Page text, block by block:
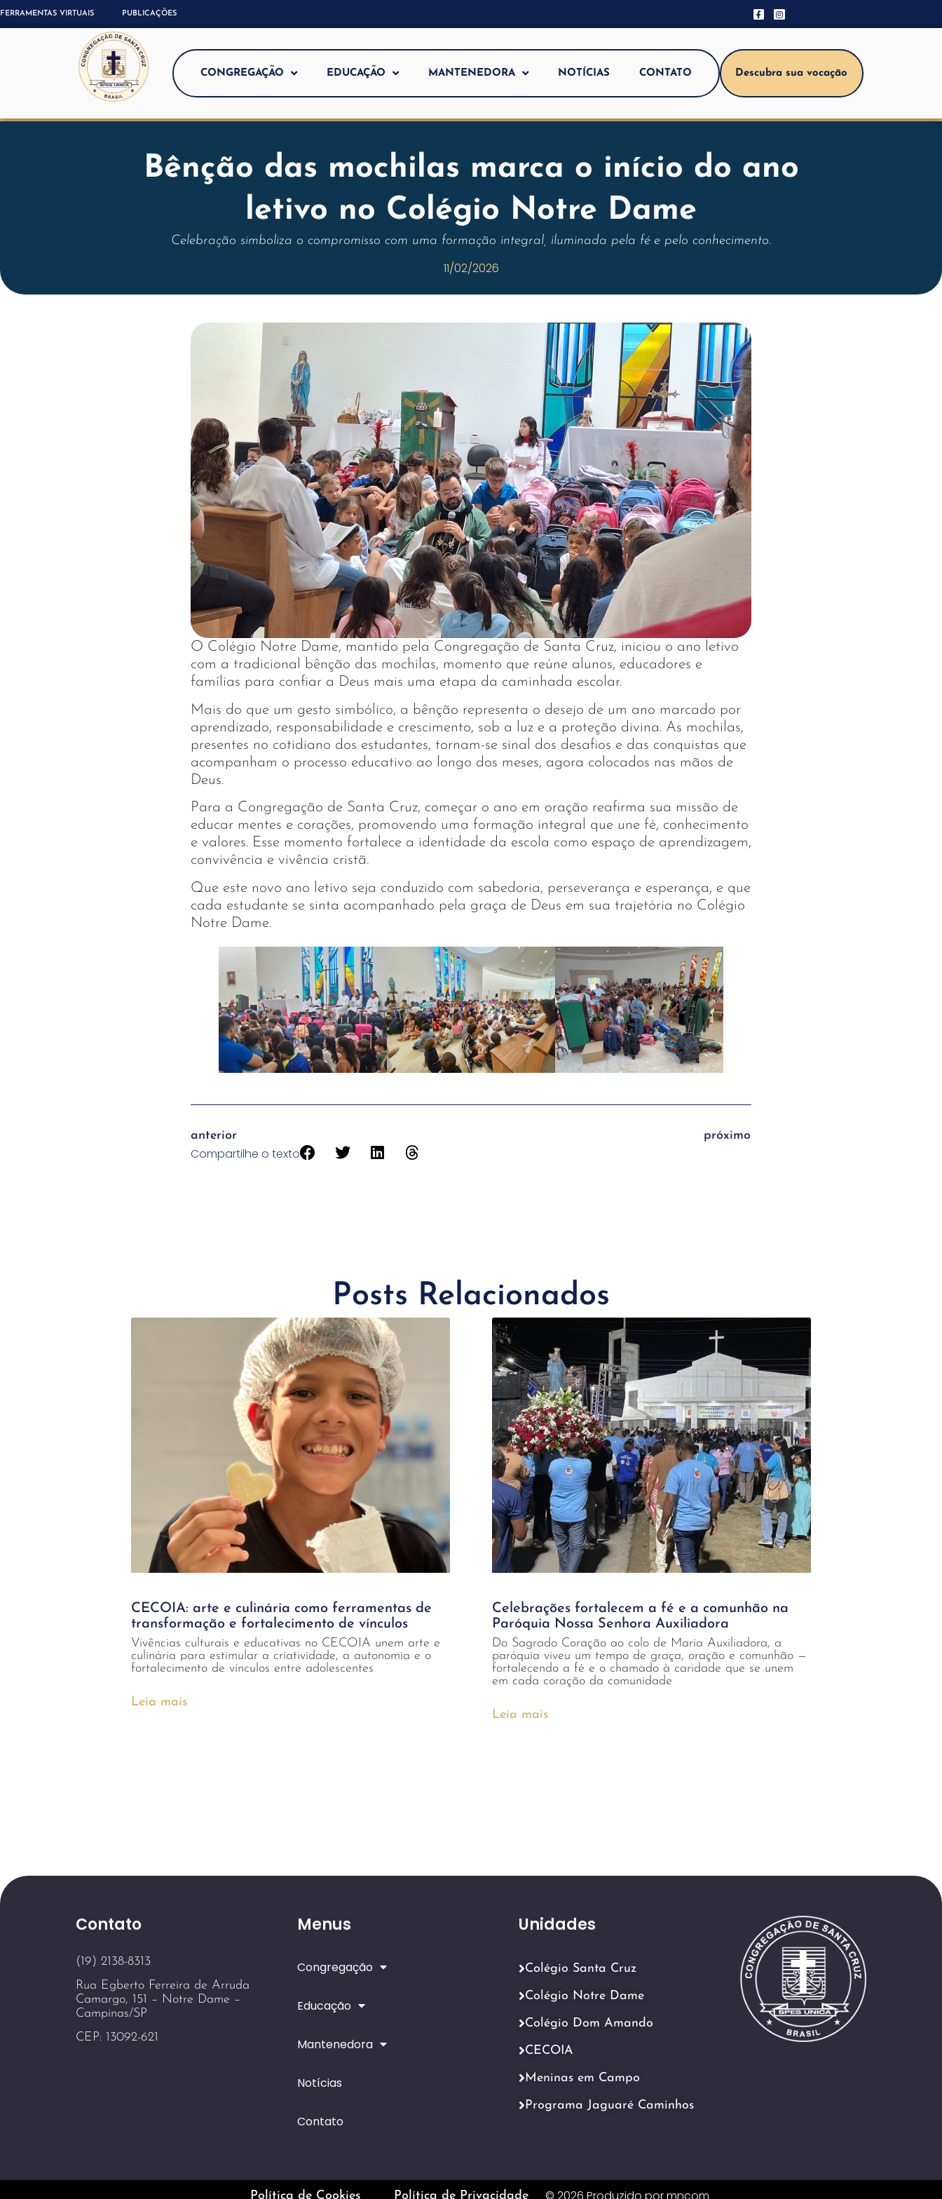
FERRAMENTAS VIRTUAIS PUBLICAÇÕES
CONGREGAÇÃO EDUCAÇÃO MANTENEDORA NOTÍCIAS CONTATO Descubra sua vocação
Bênção das mochilas marca o início do ano
letivo no Colégio Notre Dame
Celebração simboliza o compromisso com uma formação integral, iluminada pela fé e pelo conhecimento.
11/02/2026
O Colégio Notre Dame, mantido pela Congregação de Santa Cruz, iniciou o ano letivo
com a tradicional bênção das mochilas, momento que reúne alunos, educadores e
famílias para confiar a Deus mais uma etapa da caminhada escolar.
Mais do que um gesto simbólico, a bênção representa o desejo de um ano marcado por
aprendizado, responsabilidade e crescimento, sob a luz e a proteção divina. As mochilas,
presentes no cotidiano dos estudantes, tornam-se sinal dos desafios e das conquistas que
acompanham o processo educativo ao longo dos meses, agora colocados nas mãos de
Deus.
Para a Congregação de Santa Cruz, começar o ano em oração reafirma sua missão de
educar mentes e corações, promovendo uma formação integral que une fé, conhecimento
e valores. Esse momento fortalece a identidade da escola como espaço de aprendizagem,
convivência e vivência cristã.
Que este novo ano letivo seja conduzido com sabedoria, perseverança e esperança, e que
cada estudante se sinta acompanhado pela graça de Deus em sua trajetória no Colégio
Notre Dame.
anterior próximo
Compartilhe o texto
Posts Relacionados
CECOIA: arte e culinária como ferramentas de
transformação e fortalecimento de vínculos
Vivências culturais e educativas no CECOIA unem arte e
culinária para estimular a criatividade, a autonomia e o
fortalecimento de vínculos entre adolescentes
Leia mais
Celebrações fortalecem a fé e a comunhão na
Paróquia Nossa Senhora Auxiliadora
Do Sagrado Coração ao colo de Maria Auxiliadora, a
paróquia viveu um tempo de graça, oração e comunhão —
fortalecendo a fé e o chamado à caridade que se unem
em cada coração da comunidade
Leia mais
Contato
(19) 2138-8313
Rua Egberto Ferreira de Arruda
Camargo, 151 – Notre Dame –
Campinas/SP
CEP: 13092-621
Menus
Congregação
Educação
Mantenedora
Notícias
Contato
Unidades
Colégio Santa Cruz
Colégio Notre Dame
Colégio Dom Amando
CECOIA
Meninas em Campo
Programa Jaguaré Caminhos
Política de Cookies Política de Privacidade © 2026 Produzido pormncom